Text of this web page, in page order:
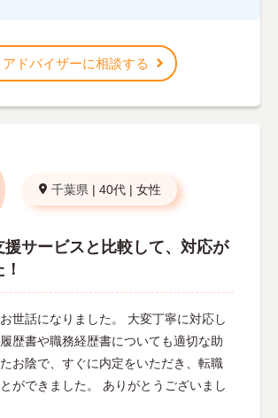
アドバイザーに相談する
千葉県 | 40代 | 女性
援サービスと比較して、対応が
世話になりました。 大変丁寧に対応し
歴書や職務経歴書についても適切な助
お陰で、すぐに内定をいただき、転職
ができました。 ありがとうございまし